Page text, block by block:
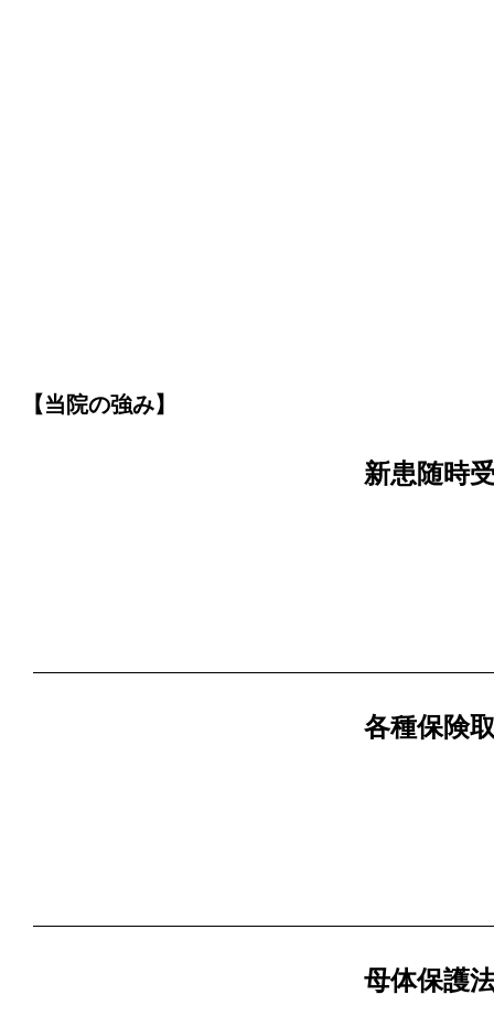
【当院の強み】
新患随時
各種保険
母体保護